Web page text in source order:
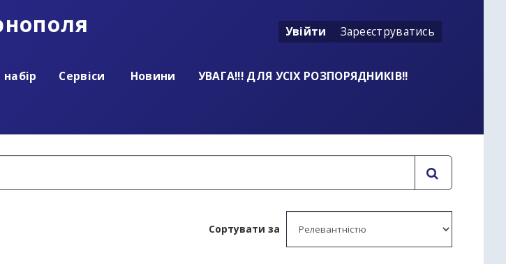
Увійти Зареєструватись
Сервіси Новини
УВАГА!!! ДЛЯ УСІХ РОЗПОРЯДНИКІВ!!
Сортувати за